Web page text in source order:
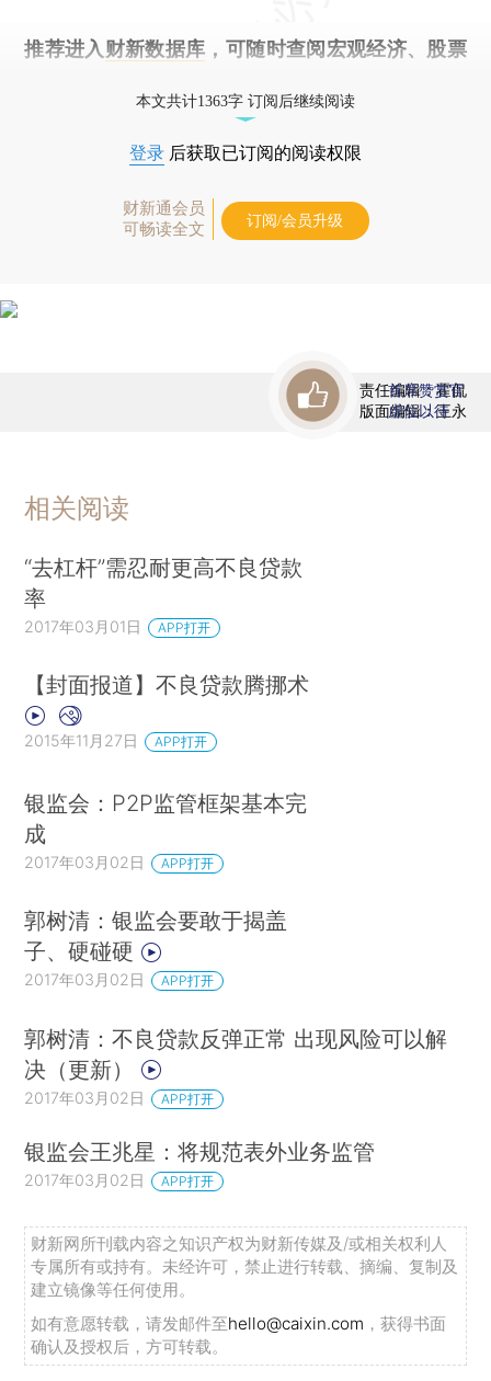
推荐进入 财新数据库 ，可随时查阅宏观经济、股票
本文共计1363字 订阅后继续阅读
登录 后获取已订阅的阅读权限
财新通会员
可畅读全文
订阅/会员升级
责任编辑：霍侃
版面编辑：王永
首席赞赏官
虚位以待
相关阅读
“去杠杆”需忍耐更高不良贷款
率
2017年03月01日 APP打开
【封面报道】不良贷款腾挪术
2015年11月27日 APP打开
银监会：P2P监管框架基本完
成
2017年03月02日 APP打开
郭树清：银监会要敢于揭盖
子、硬碰硬
2017年03月02日 APP打开
郭树清：不良贷款反弹正常 出现风险可以解
决（更新）
2017年03月02日 APP打开
银监会王兆星：将规范表外业务监管
2017年03月02日 APP打开
财新网所刊载内容之知识产权为财新传媒及/或相关权利人
专属所有或持有。未经许可，禁止进行转载、摘编、复制及
建立镜像等任何使用。
如有意愿转载，请发邮件至hello@caixin.com ，获得书面
确认及授权后，方可转载。